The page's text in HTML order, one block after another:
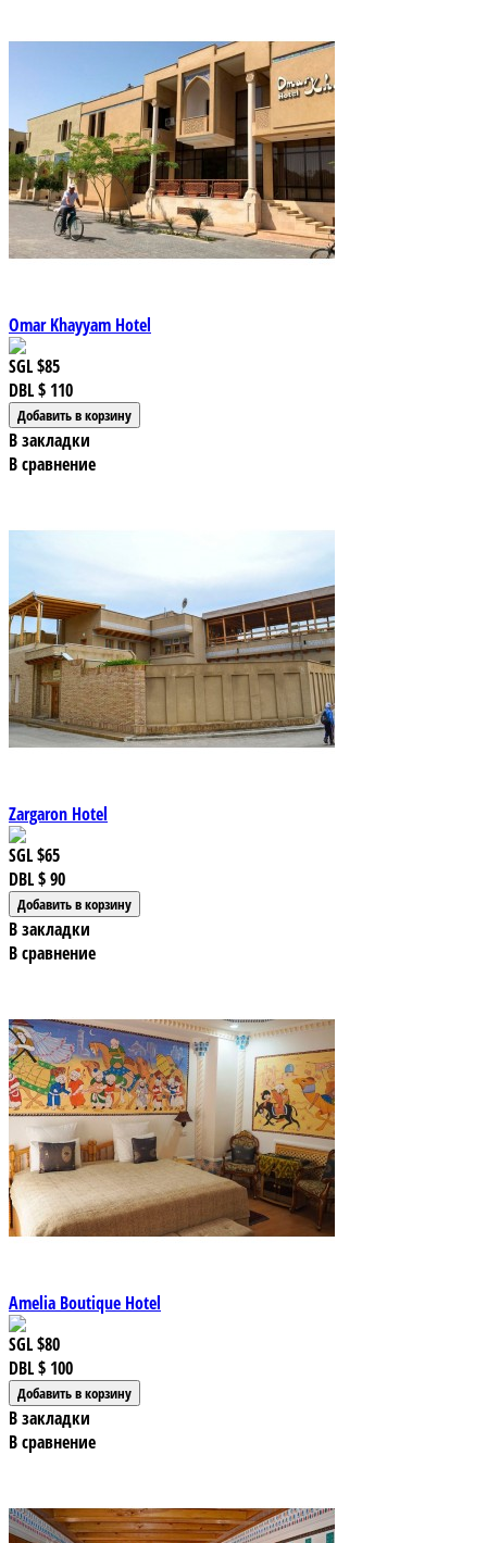
Omar Khayyam Hotel
SGL$85
DBL$ 110
В закладки
В сравнение
Zargaron Hotel
SGL$65
DBL$ 90
В закладки
В сравнение
Amelia Boutique Hotel
SGL$80
DBL$ 100
В закладки
В сравнение